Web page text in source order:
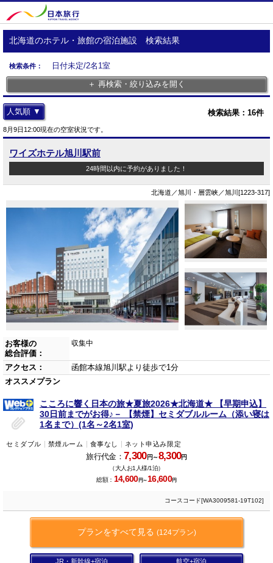
北海道のホテル・旅館の宿泊施設 検索結果
検索条件：
日付未定/2名1室
＋ 再検索・絞り込みを開く
検索結果： 16件
人気順 ▼
8月9日12:00現在の空室状況です。
ワイズホテル旭川駅前
24時間以内に予約がありました！
北海道／旭川・層雲峡／旭川[1223-317]
お客様の
総合評価：
収集中
アクセス：
函館本線旭川駅より徒歩で1分
オススメプラン
こころに響く日本の旅★夏旅2026★北海道★ 【早期申込】
30日前までがお得♪－ 【禁煙】セミダブルルーム（添い寝は
1名まで）(1名～2名1室)
セミダブル 禁煙ルーム 食事なし ネット申込み限定
旅行代金：7,300円～8,300円
（大人お1人様/1泊）
総額： 14,600円～ 16,600円
コースコード[WA3009581-19T102]
プランをすべて見る (124プラン)
JR・新幹線+宿泊
航空+宿泊